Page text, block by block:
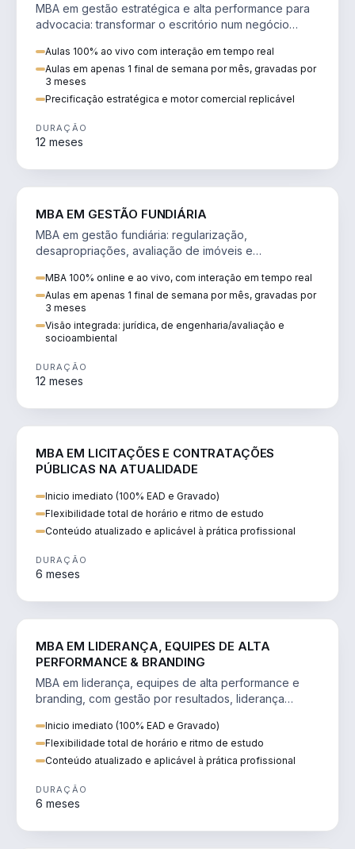
MBA em gestão estratégica e alta performance para
advocacia: transformar o escritório num negócio
Aulas 100% ao vivo com interação em tempo real
Aulas em apenas 1 final de semana por mês, gravadas por
3 meses
Precificação estratégica e motor comercial replicável
DURAÇÃO
12 meses
MBA EM GESTÃO FUNDIÁRIA
MBA em gestão fundiária: regularização,
desapropriações, avaliação de imóveis e
MBA 100% online e ao vivo, com interação em tempo real
Aulas em apenas 1 final de semana por mês, gravadas por
3 meses
Visão integrada: jurídica, de engenharia/avaliação e
socioambiental
DURAÇÃO
12 meses
MBA EM LICITAÇÕES E CONTRATAÇÕES
PÚBLICAS NA ATUALIDADE
Inicio imediato (100% EAD e Gravado)
Flexibilidade total de horário e ritmo de estudo
Conteúdo atualizado e aplicável à prática profissional
DURAÇÃO
6 meses
MBA EM LIDERANÇA, EQUIPES DE ALTA
PERFORMANCE & BRANDING
MBA em liderança, equipes de alta performance e
branding, com gestão por resultados, liderança
Inicio imediato (100% EAD e Gravado)
Flexibilidade total de horário e ritmo de estudo
Conteúdo atualizado e aplicável à prática profissional
DURAÇÃO
6 meses